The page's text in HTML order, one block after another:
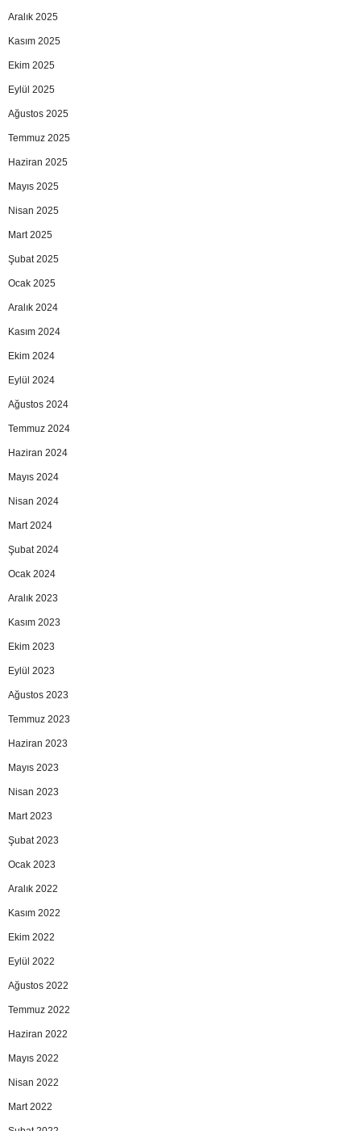
Aralık 2025
Kasım 2025
Ekim 2025
Eylül 2025
Ağustos 2025
Temmuz 2025
Haziran 2025
Mayıs 2025
Nisan 2025
Mart 2025
Şubat 2025
Ocak 2025
Aralık 2024
Kasım 2024
Ekim 2024
Eylül 2024
Ağustos 2024
Temmuz 2024
Haziran 2024
Mayıs 2024
Nisan 2024
Mart 2024
Şubat 2024
Ocak 2024
Aralık 2023
Kasım 2023
Ekim 2023
Eylül 2023
Ağustos 2023
Temmuz 2023
Haziran 2023
Mayıs 2023
Nisan 2023
Mart 2023
Şubat 2023
Ocak 2023
Aralık 2022
Kasım 2022
Ekim 2022
Eylül 2022
Ağustos 2022
Temmuz 2022
Haziran 2022
Mayıs 2022
Nisan 2022
Mart 2022